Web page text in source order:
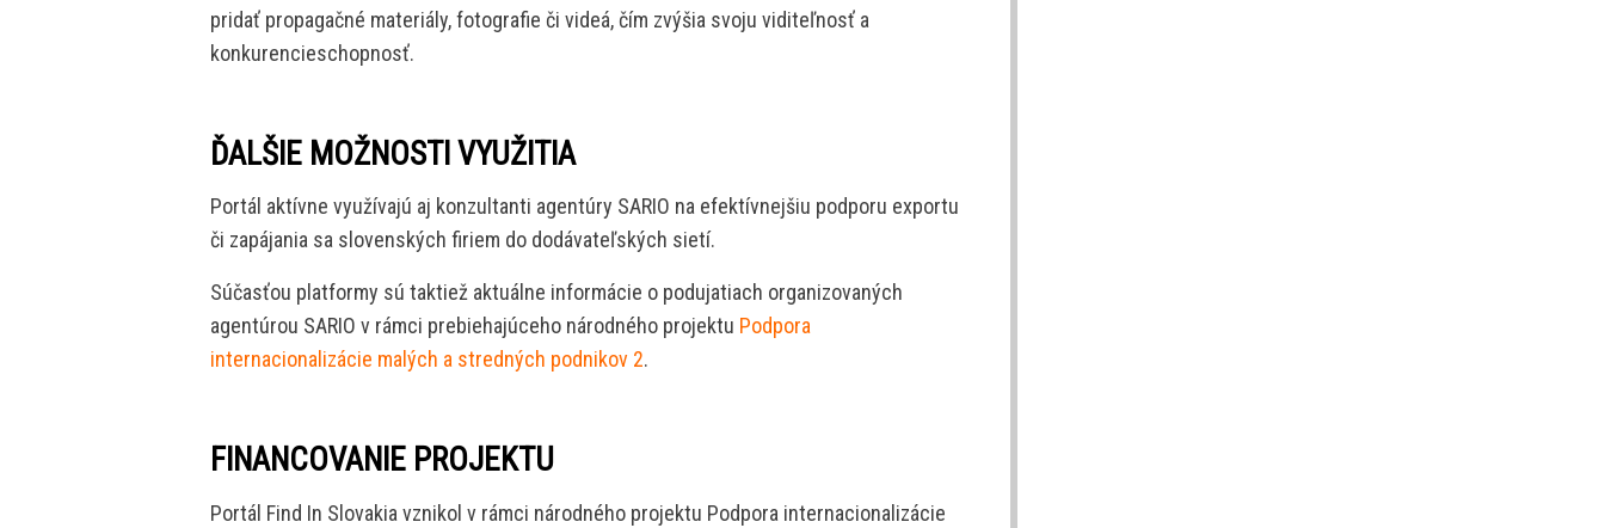
pridať propagačné materiály, fotografie či videá, čím zvýšia svoju viditeľnosť a
konkurencieschopnosť.
ĎALŠIE MOŽNOSTI VYUŽITIA
Portál aktívne využívajú aj konzultanti agentúry SARIO na efektívnejšiu podporu exportu
či zapájania sa slovenských firiem do dodávateľských sietí.
Súčasťou platformy sú taktiež aktuálne informácie o podujatiach organizovaných
agentúrou SARIO v rámci prebiehajúceho národného projektu Podpora
internacionalizácie malých a stredných podnikov 2.
FINANCOVANIE PROJEKTU
Portál Find In Slovakia vznikol v rámci národného projektu Podpora internacionalizácie